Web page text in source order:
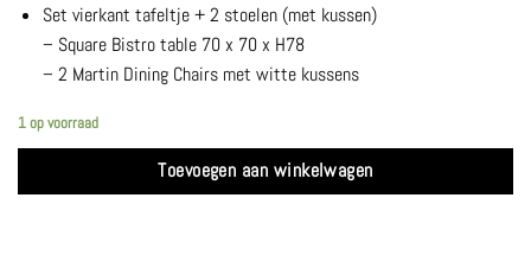
Set vierkant tafeltje + 2 stoelen (met kussen)
– Square Bistro table 70 x 70 x H78
– 2 Martin Dining Chairs met witte kussens
1 op voorraad
Toevoegen aan winkelwagen